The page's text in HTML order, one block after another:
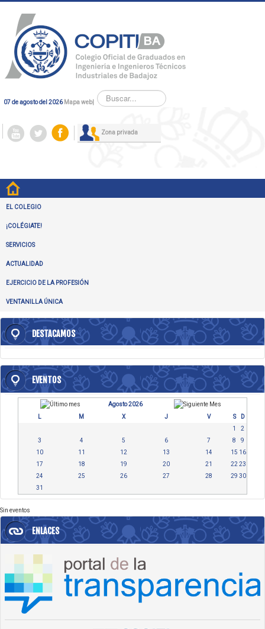
07 de agosto del 2026 Mapa web|
Buscar...
Zona privada
EL COLEGIO
¡COLÉGIATE!
SERVICIOS
ACTUALIDAD
EJERCICIO DE LA PROFESIÓN
VENTANILLA ÚNICA
DESTACAMOS
EVENTOS
Agosto 2026
L
M X J V S
D
1
2
3
4 5 6 7 8
9
10
11 12 13 14 15 16
17
18 19 20 21 22 23
24
25 26 27 28 29 30
31
Sin eventos
ENLACES